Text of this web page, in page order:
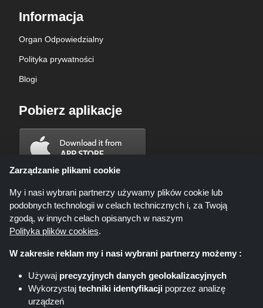
Informacja
Organ Odpowiedzialny
Polityka prywatności
Blogi
Pobierz aplikacje
Shoppingspout.com/pl ani jego personel nie są zaangażowani, gdy
dokonujesz zakupu za pośrednictwem tych linków, Shoppingspout.com/pl
Zarządzanie plikami cookie
My i nasi wybrani partnerzy używamy plików cookie lub
podobnych technologii w celach technicznych i, za Twoją
zgodą, w innych celach opisanych w naszym
Polityka plików cookies.
W zakresie reklam my i nasi wybrani partnerzy możemy :
Używaj precyzyjnych danych geolokalizacyjnych
Wykorzystaj techniki identyfikacji poprzez analizę
urządzeń